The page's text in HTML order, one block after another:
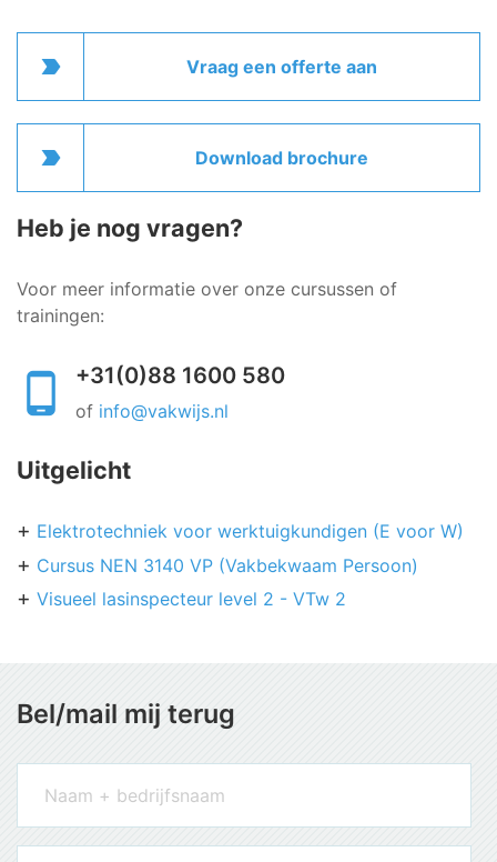
label_important Vraag een offerte aan
label_important Download brochure
Heb je nog vragen?
Voor meer informatie over onze cursussen of
trainingen:
+31(0)88 1600 580
of info@vakwijs.nl
Uitgelicht
Elektrotechniek voor werktuigkundigen (E voor W)
Cursus NEN 3140 VP (Vakbekwaam Persoon)
Visueel lasinspecteur level 2 - VTw 2
Bel/mail mij terug